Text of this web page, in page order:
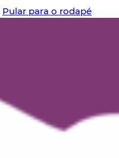
Pular para o rodapé